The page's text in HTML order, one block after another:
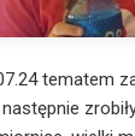
tematem
następnie